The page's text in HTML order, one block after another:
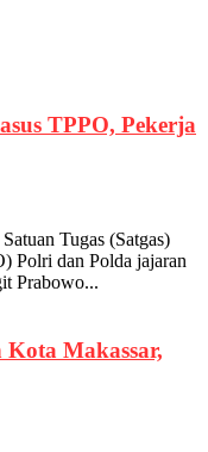
TPPO, Pekerja
Tugas (Satgas)
Polri dan Polda jajaran
Prabowo...
Makassar,